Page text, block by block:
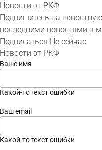
Новости от РКФ
Подпишитесь на
последними новостями в
Подписаться Не сейчас
Новости от РКФ
Ваше имя
Какой-то текст ошибки
Ваш email
Какой-то текст ошибки